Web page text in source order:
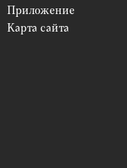
Приложение
Карта сайта